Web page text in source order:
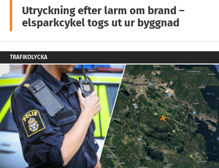
Utryckning efter larm om brand –
elsparkcykel togs ut ur byggnad
TRAFIKOLYCKA